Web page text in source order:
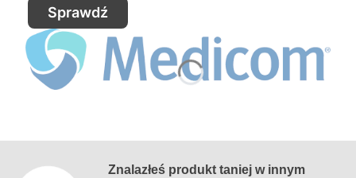
Sprawdź
Znalazłeś produkt taniej w innym